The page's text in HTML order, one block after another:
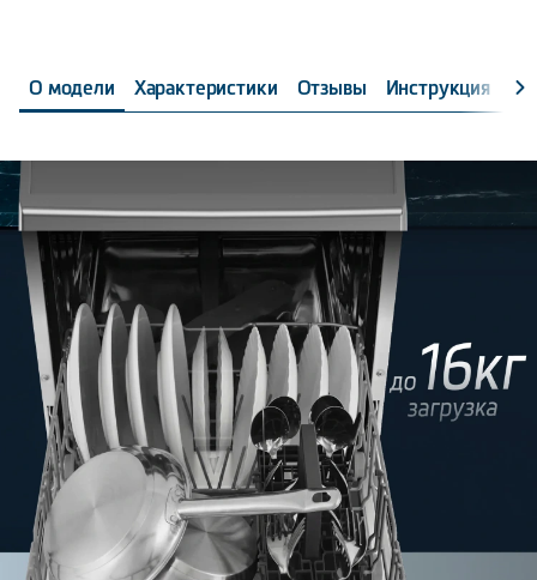
О модели Характеристики Отзывы Инструкция